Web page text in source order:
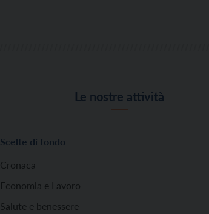
Le nostre attività
Scelte di fondo
Cronaca
Economia e Lavoro
Salute e benessere